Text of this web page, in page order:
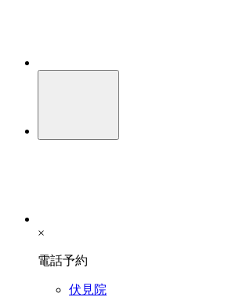
×
電話予約
伏見院